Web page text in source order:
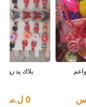
بلاك يد روعة
0 ل.س